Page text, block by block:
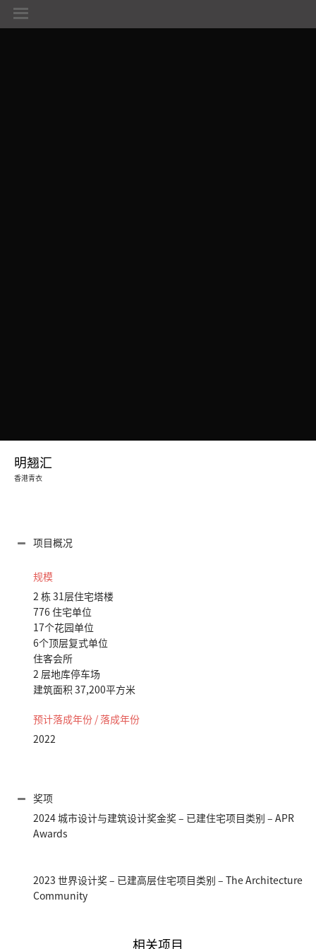
明翘汇
香港青衣
项目概况
规模
2 栋 31层住宅塔楼
776 住宅单位
17个花园单位
6个顶层复式单位
住客会所
2 层地库停车场
建筑面积 37,200平方米
预计落成年份 / 落成年份
2022
奖项
2024 城市设计与建筑设计奖金奖 – 已建住宅项目类别 – APR
Awards
2023 世界设计奖 – 已建高层住宅项目类别 – The Architecture
Community
相关项目